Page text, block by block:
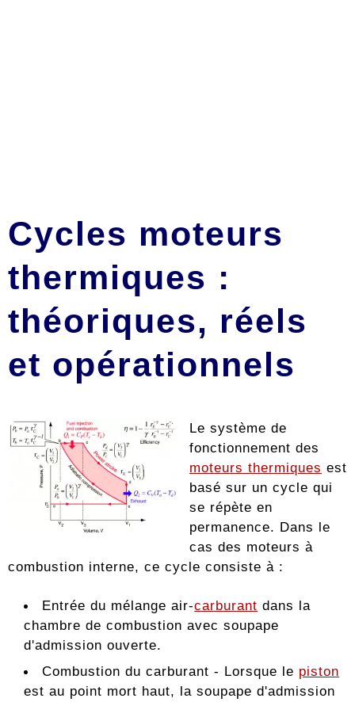
Cycles moteurs
thermiques :
théoriques, réels
et opérationnels
Le système de
fonctionnement des
moteurs thermiques est
basé sur un cycle qui
se répète en
permanence. Dans le
cas des moteurs à
combustion interne, ce cycle consiste à :
Entrée du mélange air-carburant dans la
chambre de combustion avec soupape
d'admission ouverte.
Combustion du carburant - Lorsque le piston
est au point mort haut, la soupape d'admission